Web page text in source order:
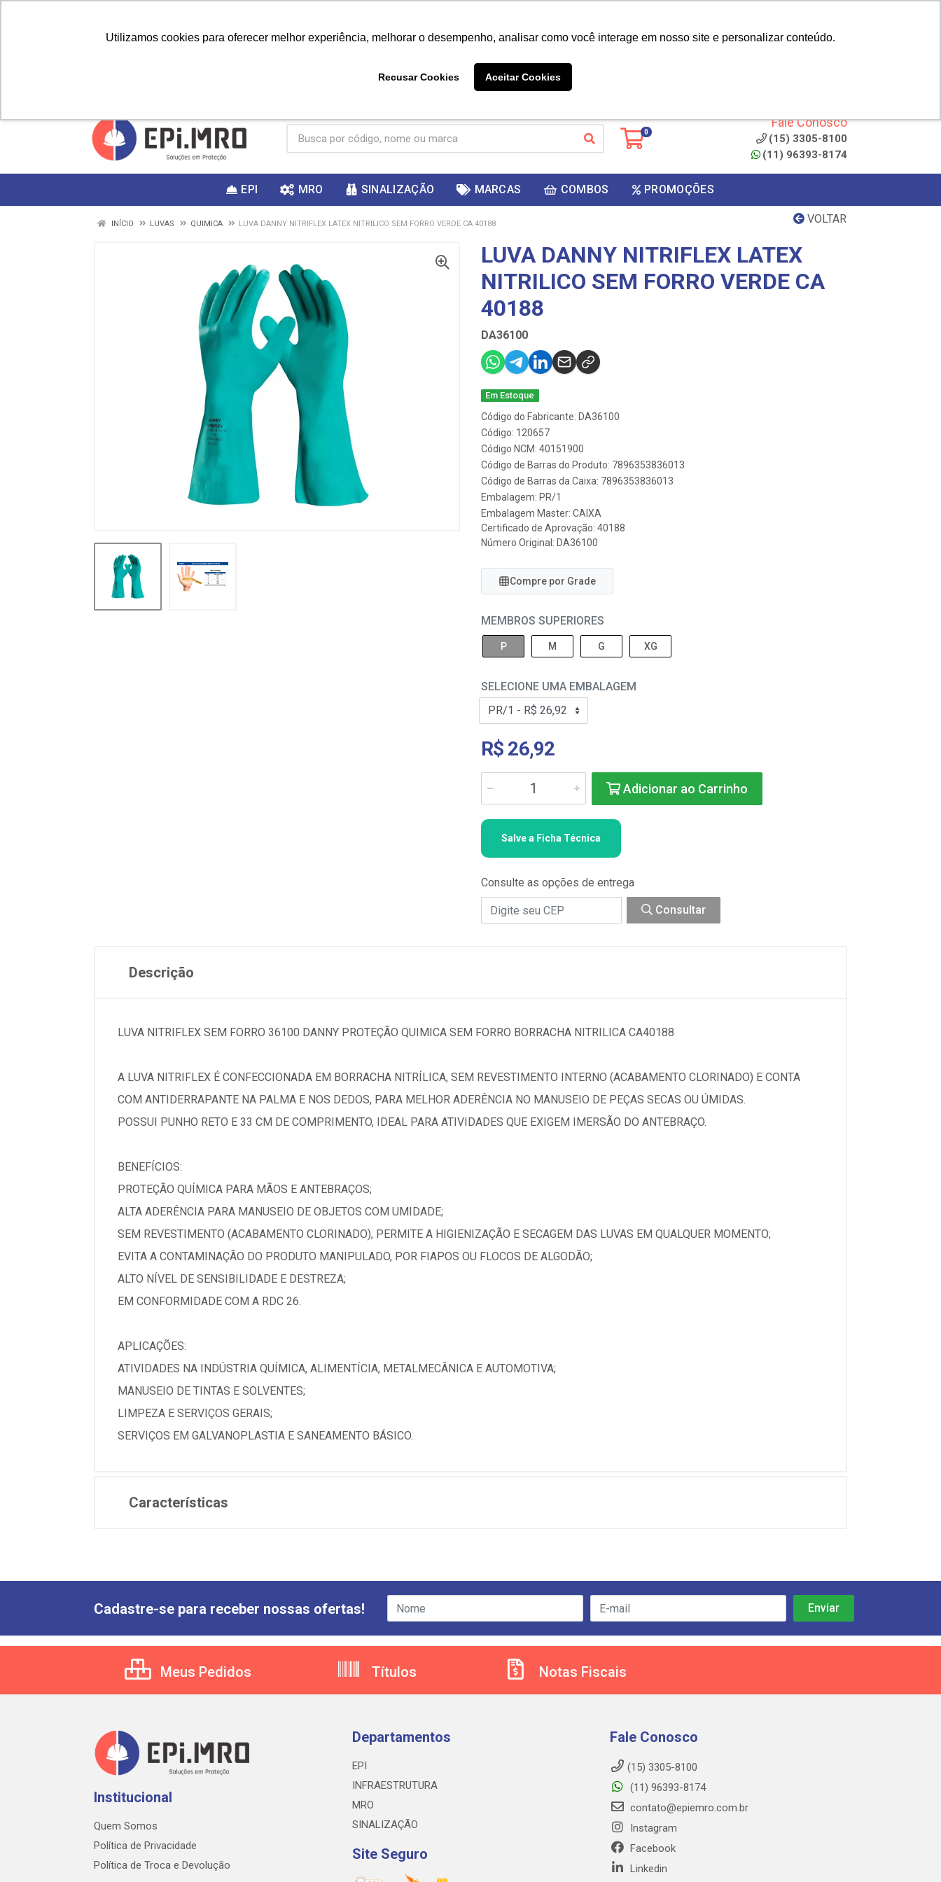
Utilizamos cookies para oferecer melhor experiência, melhorar o desempenho, analisar como você interage em nosso site e personalizar conteúdo.
Recusar Cookies Aceitar Cookies
ganhar
0
Fale Conosco
(15) 3305-8100
(11) 96393-8174
EPI MRO SINALIZAÇÃO MARCAS COMBOS PROMOÇÕES
VOLTAR
INÍCIO LUVAS QUIMICA LUVA DANNY NITRIFLEX LATEX NITRILICO SEM FORRO VERDE CA 40188
LUVA DANNY NITRIFLEX LATEX
NITRILICO SEM FORRO VERDE CA
40188
DA36100
Em Estoque
Código do Fabricante: DA36100
Código: 120657
Código NCM: 40151900
Código de Barras do Produto: 7896353836013
Código de Barras da Caixa: 7896353836013
Embalagem: PR/1
Embalagem Master: CAIXA
Certificado de Aprovação: 40188
Número Original: DA36100
Compre por Grade
MEMBROS SUPERIORES
P M G XG
SELECIONE UMA EMBALAGEM
R$ 26,92
Adicionar ao Carrinho
Salve a Ficha Técnica
Consulte as opções de entrega
Consultar
Descrição
LUVA NITRIFLEX SEM FORRO 36100 DANNY PROTEÇÃO QUIMICA SEM FORRO BORRACHA NITRILICA CA40188
A LUVA NITRIFLEX É CONFECCIONADA EM BORRACHA NITRÍLICA, SEM REVESTIMENTO INTERNO (ACABAMENTO CLORINADO) E CONTA
COM ANTIDERRAPANTE NA PALMA E NOS DEDOS, PARA MELHOR ADERÊNCIA NO MANUSEIO DE PEÇAS SECAS OU ÚMIDAS.
POSSUI PUNHO RETO E 33 CM DE COMPRIMENTO, IDEAL PARA ATIVIDADES QUE EXIGEM IMERSÃO DO ANTEBRAÇO.
BENEFÍCIOS:
PROTEÇÃO QUÍMICA PARA MÃOS E ANTEBRAÇOS;
ALTA ADERÊNCIA PARA MANUSEIO DE OBJETOS COM UMIDADE;
SEM REVESTIMENTO (ACABAMENTO CLORINADO), PERMITE A HIGIENIZAÇÃO E SECAGEM DAS LUVAS EM QUALQUER MOMENTO;
EVITA A CONTAMINAÇÃO DO PRODUTO MANIPULADO, POR FIAPOS OU FLOCOS DE ALGODÃO;
ALTO NÍVEL DE SENSIBILIDADE E DESTREZA;
EM CONFORMIDADE COM A RDC 26.
APLICAÇÕES:
ATIVIDADES NA INDÚSTRIA QUÍMICA, ALIMENTÍCIA, METALMECÂNICA E AUTOMOTIVA;
MANUSEIO DE TINTAS E SOLVENTES;
LIMPEZA E SERVIÇOS GERAIS;
SERVIÇOS EM GALVANOPLASTIA E SANEAMENTO BÁSICO.
Características
Cadastre-se para receber nossas ofertas!
Meus Pedidos Títulos Notas Fiscais
Institucional
Quem Somos
Política de Privacidade
Política de Troca e Devolução
Departamentos
EPI
INFRAESTRUTURA
MRO
SINALIZAÇÃO
Site Seguro
Fale Conosco
(15) 3305-8100
(11) 96393-8174
contato@epiemro.com.br
Instagram
Facebook
Linkedin